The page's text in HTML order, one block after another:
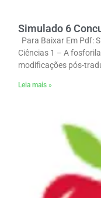
Simulado 6
Para Baixar Em Pdf:
Ciências 1 – A
modificações pós-
Leia mais »